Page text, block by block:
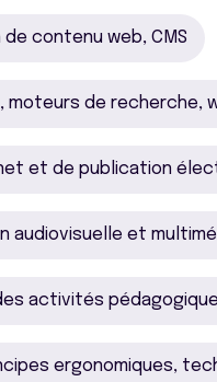
contenu web, CMS
moteurs de recherche,
et de publication
audiovisuelle et
activités
ergonomiques,